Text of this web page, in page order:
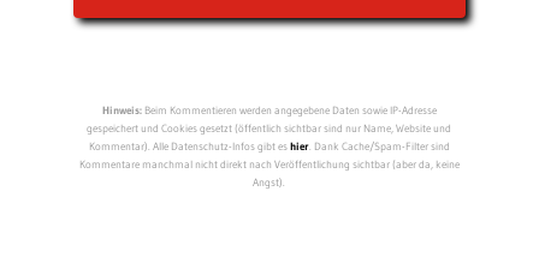
Hinweis:Beim Kommentieren werden angegebene Daten sowie IP-Adresse
gespeichert und Cookies gesetzt (öffentlich sichtbar sind nur Name, Website und
Kommentar). Alle Datenschutz-Infos gibt eshier. Dank Cache/Spam-Filter sind
Kommentare manchmal nicht direkt nach Veröffentlichung sichtbar (aber da, keine
Angst).